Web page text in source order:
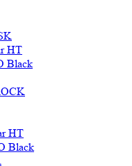
HT
Black
HT
Black